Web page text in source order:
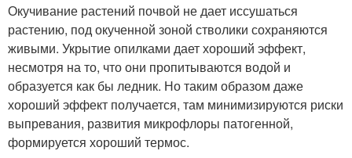
Окучивание растений почвой не дает иссушаться
растению, под окученной зоной стволики сохраняются
живыми. Укрытие опилками дает хороший эффект,
несмотря на то, что они пропитываются водой и
образуется как бы ледник. Но таким образом даже
хороший эффект получается, там минимизируются риски
выпревания, развития микрофлоры патогенной,
формируется хороший термос.